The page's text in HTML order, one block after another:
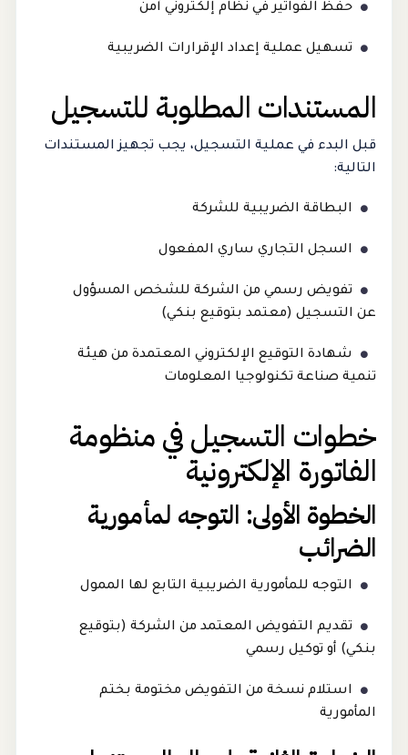
حفظ الفواتير في نظام إلكتروني آمن
تسهيل عملية إعداد الإقرارات الضريبية
المستندات المطلوبة للتسجيل
قبل البدء في عملية التسجيل، يجب تجهيز المستندات
التالية:
البطاقة الضريبية للشركة
السجل التجاري ساري المفعول
تفويض رسمي من الشركة للشخص المسؤول
عن التسجيل (معتمد بتوقيع بنكي)
شهادة التوقيع الإلكتروني المعتمدة من هيئة
تنمية صناعة تكنولوجيا المعلومات
خطوات التسجيل في منظومة
الفاتورة الإلكترونية
الخطوة الأولى: التوجه لمأمورية
الضرائب
التوجه للمأمورية الضريبية التابع لها الممول
تقديم التفويض المعتمد من الشركة (بتوقيع
بنكي) أو توكيل رسمي
استلام نسخة من التفويض مختومة بختم
المأمورية